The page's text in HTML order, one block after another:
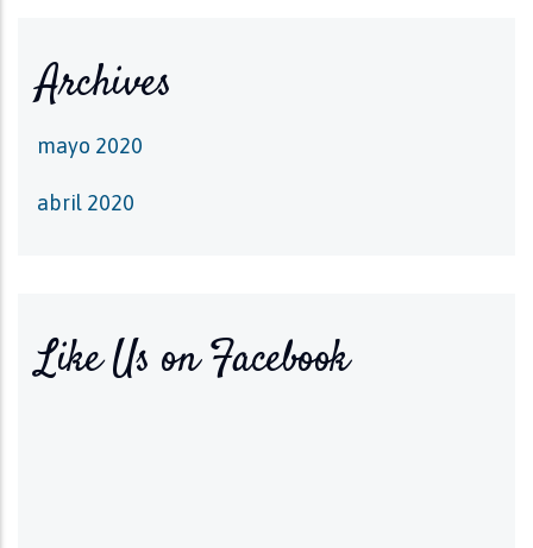
Archives
mayo 2020
abril 2020
Like Us on Facebook